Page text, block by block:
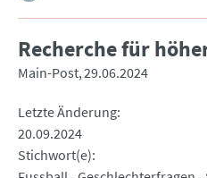
Recherche für
Main-Post 29.06.2024
Letzte Änderung
20.09.2024
Stichwort(e)